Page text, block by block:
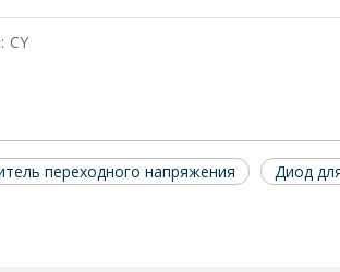
CY
переходного напряжения
Диод